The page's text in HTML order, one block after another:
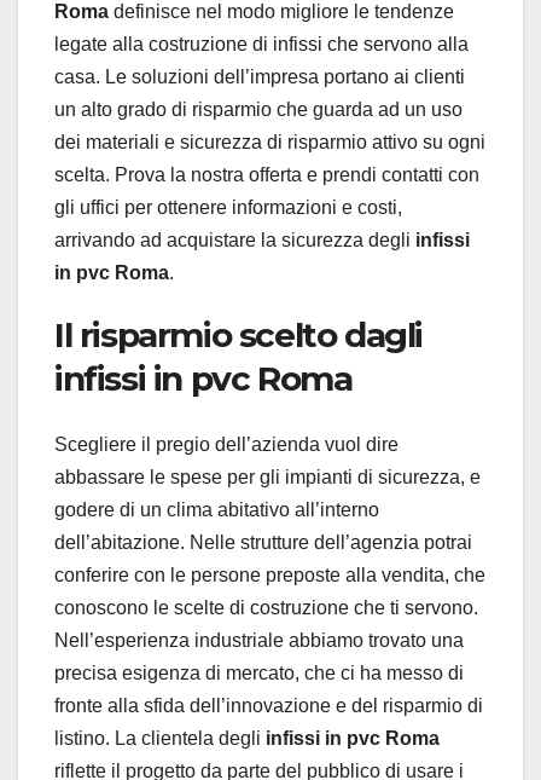
Roma definisce nel modo migliore le tendenze
legate alla costruzione di infissi che servono alla
casa. Le soluzioni dell’impresa portano ai clienti
un alto grado di risparmio che guarda ad un uso
dei materiali e sicurezza di risparmio attivo su ogni
scelta. Prova la nostra offerta e prendi contatti con
gli uffici per ottenere informazioni e costi,
arrivando ad acquistare la sicurezza degli infissi
in pvc Roma.
Il risparmio scelto dagli
infissi in pvc Roma
Scegliere il pregio dell’azienda vuol dire
abbassare le spese per gli impianti di sicurezza, e
godere di un clima abitativo all’interno
dell’abitazione. Nelle strutture dell’agenzia potrai
conferire con le persone preposte alla vendita, che
conoscono le scelte di costruzione che ti servono.
Nell’esperienza industriale abbiamo trovato una
precisa esigenza di mercato, che ci ha messo di
fronte alla sfida dell’innovazione e del risparmio di
listino. La clientela degli infissi in pvc Roma
riflette il progetto da parte del pubblico di usare i